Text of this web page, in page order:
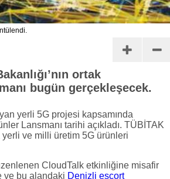
ortak
bugün gerçekleşecek.
yerli 5G projesi kapsamında
Lansmanı tarihi açıkladı. TÜBİTAK
ve milli üretim 5G ürünleri
CloudTalk etkinliğine misafir
ve bu alandaki Denizli escort